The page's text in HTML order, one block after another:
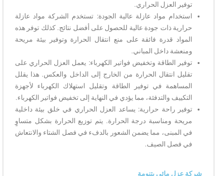
توفير العزل الحراري.
استخدام مواد عازلة عالية الجودة: تستخدم الشركة مواد عازلة
حرارية ذات جودة عالية للحصول على أفضل نتائج. كذلك توفر هذه
المواد قدرة فائقة على منع انتقال الحرارة وتوفير بيئة مريحة
ومنعشة داخل المباني.
توفير الطاقة وتخفيض فواتير الكهرباء: يعمل العزل الحراري على
تقليل انتقال الحرارة من الخارج إلى الداخل والعكس. هذا يقلل
المساهمة في توفير الطاقة وتقليل استهلاك الكهرباء لأجهزة
التكييف والتدفئة، مما يؤدي في النهاية إلى تخفيض فواتير الكهرباء.
توفير راحة حرارية: يساعد العزل الحراري في خلق بيئة داخلية
مريحة ومناسبة درجة الحرارة. يتم توزيع الحرارة بشكل متساوٍ
في المبنى، مما يضمن الشعور بالدفء في فصل الشتاء والانتعاش
في فصل الصيف.
شركة عزل مائي بتنومة